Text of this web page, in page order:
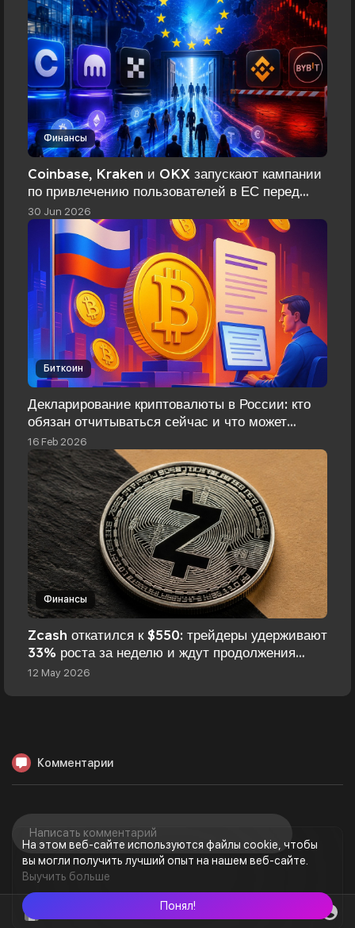
На этом веб-сайте используются файлы cookie, чтобы
вы могли получить лучший опыт на нашем веб-сайте.
Выучить больше
Понял!
Финансы
Coinbase, Kraken и OKX запускают кампании
по привлечению пользователей в ЕС перед
вступлением MiCA
30 Jun 2026
Биткоин
Декларирование криптовалюты в России: кто
обязан отчитываться сейчас и что может
измениться
16 Feb 2026
Финансы
Zcash откатился к $550: трейдеры удерживают
33% роста за неделю и ждут продолжения
ралли
12 May 2026
Комментарии